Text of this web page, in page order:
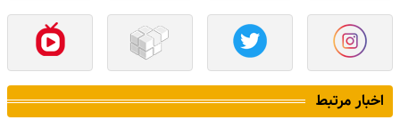
اخبار مرتبط